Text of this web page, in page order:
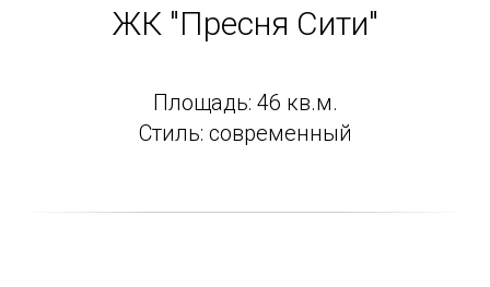
ЖК "Пресня Сити"
Площадь: 46 кв.м.
Стиль: современный